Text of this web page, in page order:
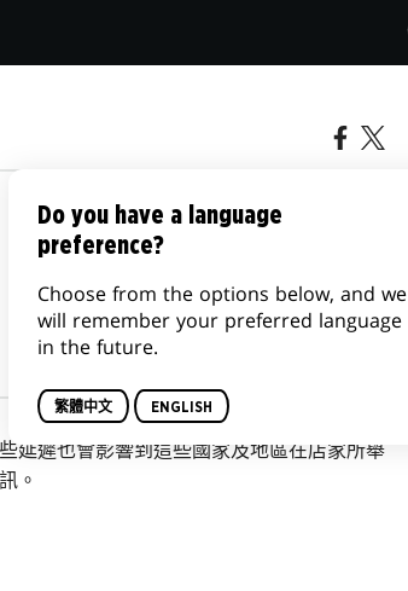
延遲也會影響到這些國家及地區在店家所舉
。
Do you have a language
preference?
Choose from the options below, and we
will remember your preferred language
in the future.
繁體中文 ENGLISH